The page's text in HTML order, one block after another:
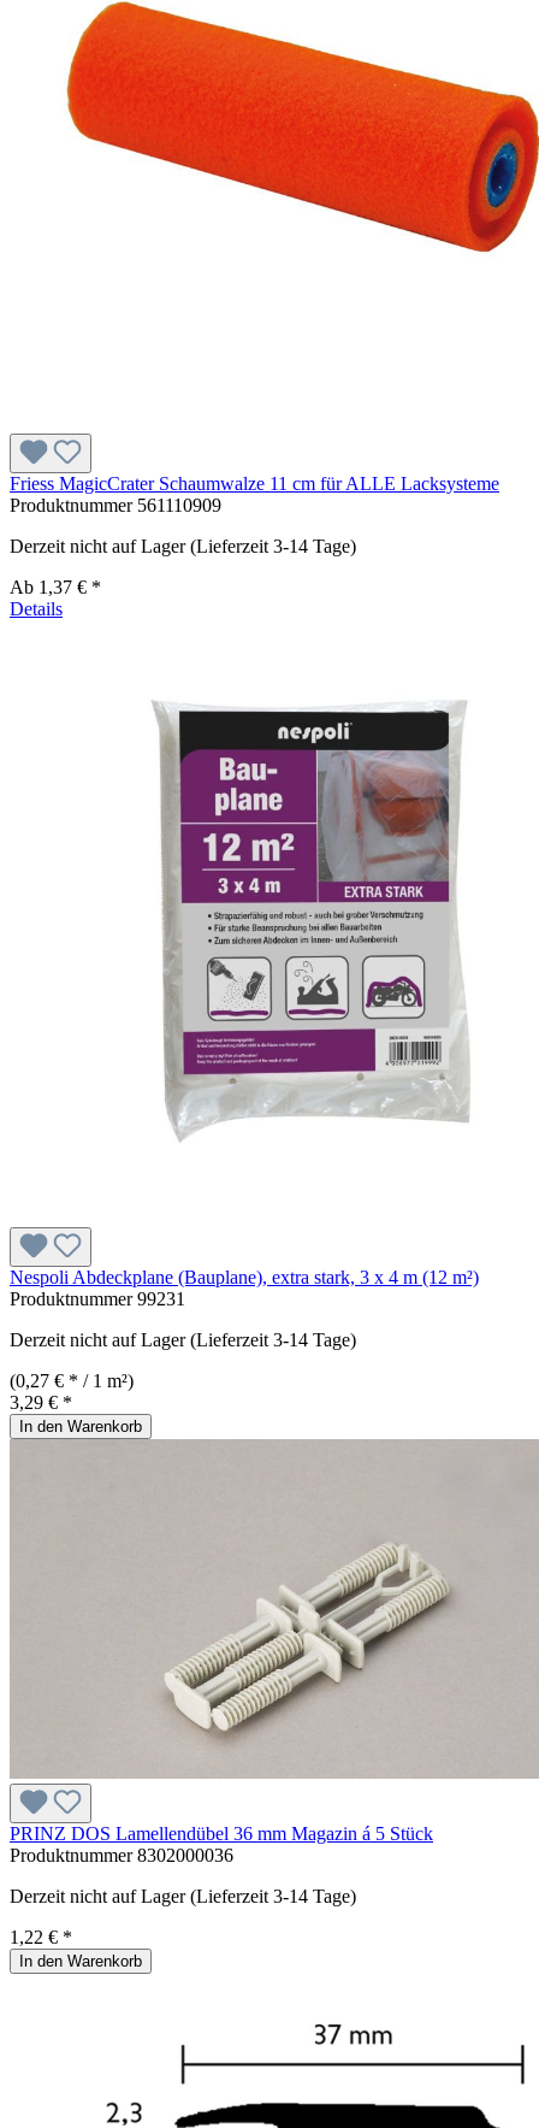
Friess MagicCrater Schaumwalze 11 cm für ALLE Lacksysteme
Produktnummer 561110909
Derzeit nicht auf Lager (Lieferzeit 3-14 Tage)
Ab 1,37 € *
Details
Nespoli Abdeckplane (Bauplane), extra stark, 3 x 4 m (12 m²)
Produktnummer99231
Derzeit nicht auf Lager (Lieferzeit 3-14 Tage)
(0,27 € * / 1 m²)
3,29 € *
In den Warenkorb
PRINZ DOS Lamellendübel 36 mm Magazin á 5 Stück
Produktnummer8302000036
Derzeit nicht auf Lager (Lieferzeit 3-14 Tage)
1,22 € *
In den Warenkorb